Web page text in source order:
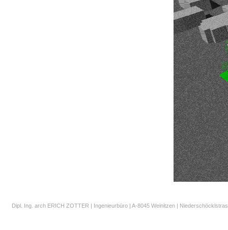
Dipl. Ing. arch ERICH ZOTTER | Ingenieurbüro | A-8045 Weinitzen |